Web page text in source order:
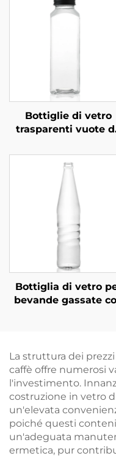
Bottiglie di vetro
trasparenti vuote
ml, quadrate, per
bevande, succhi e
caffè
Bottiglia di vetro
bevande gassate
La struttura dei
caffè offre numerosi
l'investimento.
costruzione in vetro
un'elevata
poiché questi
un'adeguata
ermetica, pur